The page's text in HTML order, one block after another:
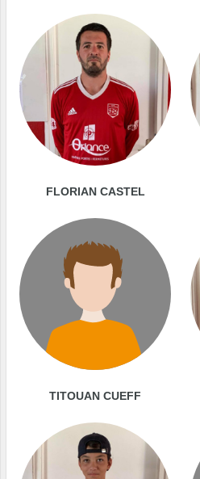
FLORIAN CASTEL
TITOUAN CUEFF